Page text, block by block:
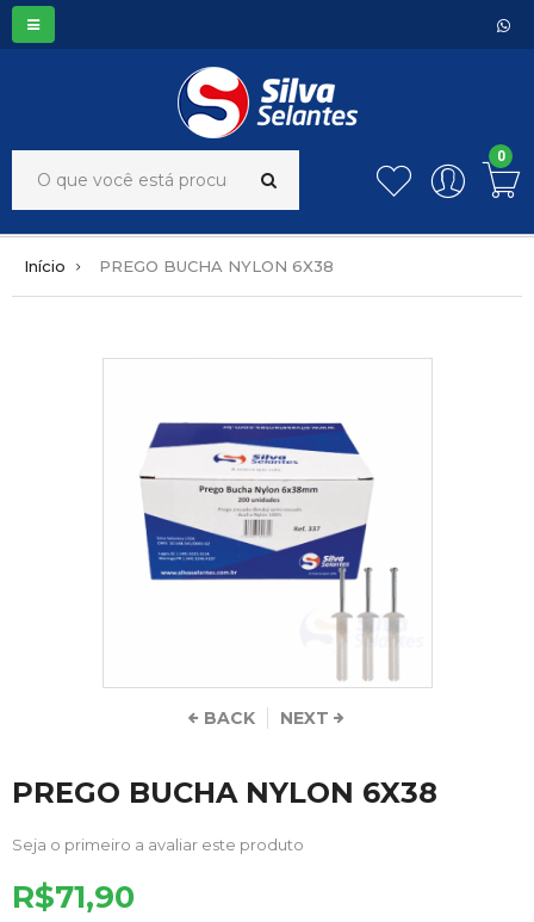
0
Início PREGO BUCHA NYLON 6X38
BACK NEXT
PREGO BUCHA NYLON 6X38
Seja o primeiro a avaliar este produto
R$71,90